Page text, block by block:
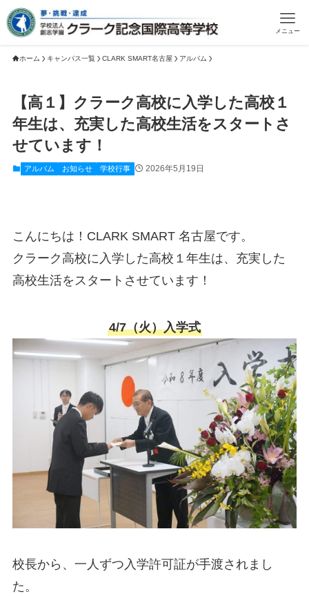
メニュー
ホーム キャンパス一覧 CLARK SMART名古屋 アルバム
【高１】クラーク高校に入学した高校１
年生は、充実した高校生活をスタートさ
せています！
アルバム お知らせ 学校行事 2026年5月19日
こんにちは！CLARK SMART 名古屋です。
クラーク高校に入学した高校１年生は、充実した
高校生活をスタートさせています！
4/7（火）入学式
校長から、一人ずつ入学許可証が手渡されまし
た。